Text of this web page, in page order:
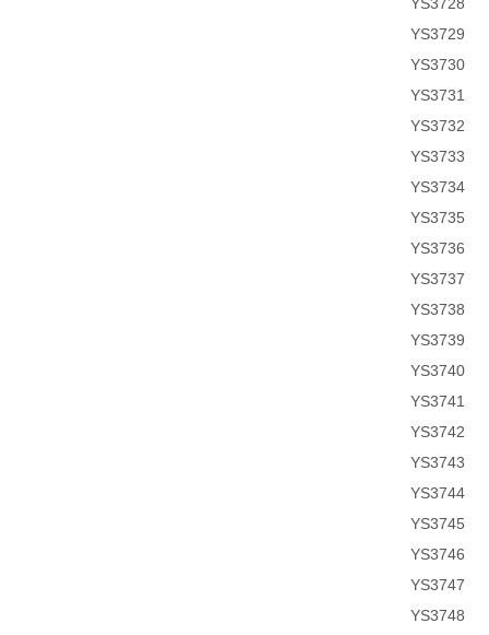
YS3729
YS3730
YS3731
YS3732
YS3733
YS3734
YS3735
YS3736
YS3737
YS3738
YS3739
YS3740
YS3741
YS3742
YS3743
YS3744
YS3745
YS3746
YS3747
YS3748